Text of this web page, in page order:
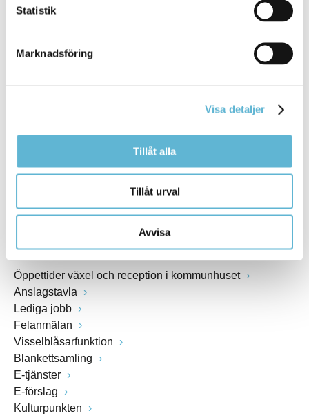
Statistik
Marknadsföring
Visa detaljer
Tillåt alla
Tillåt urval
Avvisa
Besöksadress
Postadress
Box 18, 295 21 Bromölla
Fax: 0456-82 22 00
Öppettider växel och reception i kommunhuset
Anslagstavla
Lediga jobb
Felanmälan
Visselblåsarfunktion
Blankettsamling
E-tjänster
E-förslag
Kulturpunkten